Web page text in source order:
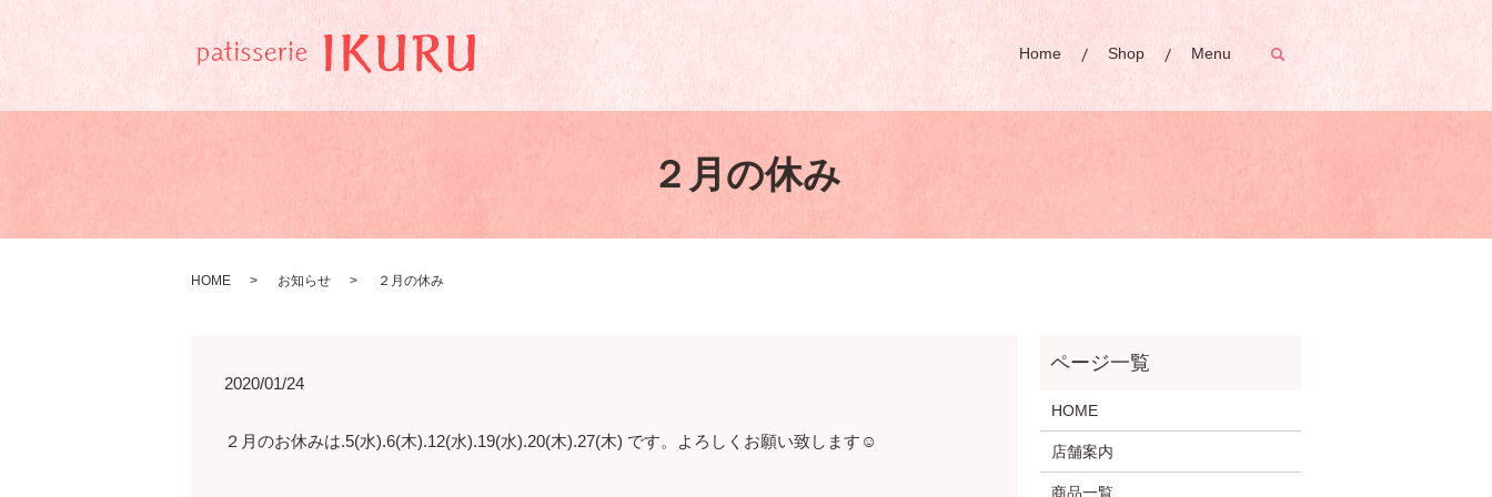
Home Shop Menu search
２月の休み
HOME お知らせ ２月の休み
2020/01/24
２月のお休みは.5(水).6(木).12(水).19(水).20(木).27(木) です。よろしくお願い致します☺️
HOME
店舗案内
商品一覧